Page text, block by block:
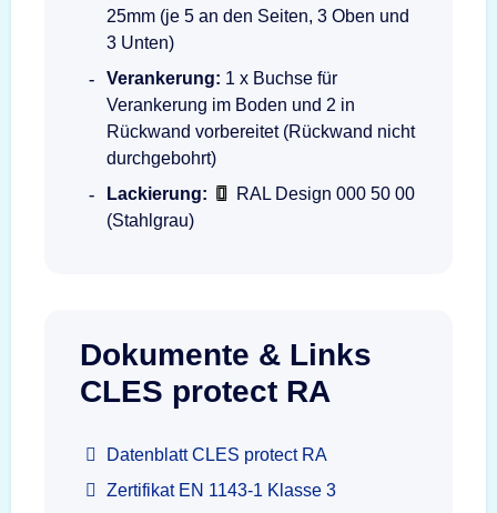
25mm (je 5 an den Seiten, 3 Oben und
3 Unten)
Verankerung: 1 x Buchse für
Verankerung im Boden und 2 in
Rückwand vorbereitet (Rückwand nicht
durchgebohrt)
Lackierung:
RAL Design 000 50 00
(Stahlgrau)
Dokumente & Links
CLES protect RA
Datenblatt CLES protect RA
Zertifikat EN 1143-1 Klasse 3